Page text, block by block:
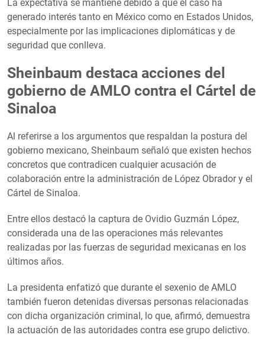
La expectativa se mantiene debido a que el caso ha
generado interés tanto en México como en Estados Unidos,
especialmente por las implicaciones diplomáticas y de
seguridad que conlleva.
Sheinbaum destaca acciones del
gobierno de AMLO contra el Cártel de
Sinaloa
Al referirse a los argumentos que respaldan la postura del
gobierno mexicano, Sheinbaum señaló que existen hechos
concretos que contradicen cualquier acusación de
colaboración entre la administración de López Obrador y el
Cártel de Sinaloa.
Entre ellos destacó la captura de Ovidio Guzmán López,
considerada una de las operaciones más relevantes
realizadas por las fuerzas de seguridad mexicanas en los
últimos años.
La presidenta enfatizó que durante el sexenio de AMLO
también fueron detenidas diversas personas relacionadas
con dicha organización criminal, lo que, afirmó, demuestra
la actuación de las autoridades contra ese grupo delictivo.